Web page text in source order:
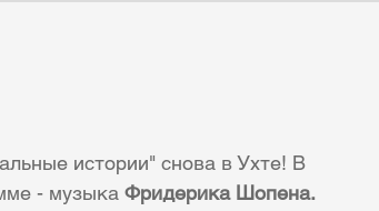
истории" снова в Ухте! В
- музыка Фридерика Шопена.